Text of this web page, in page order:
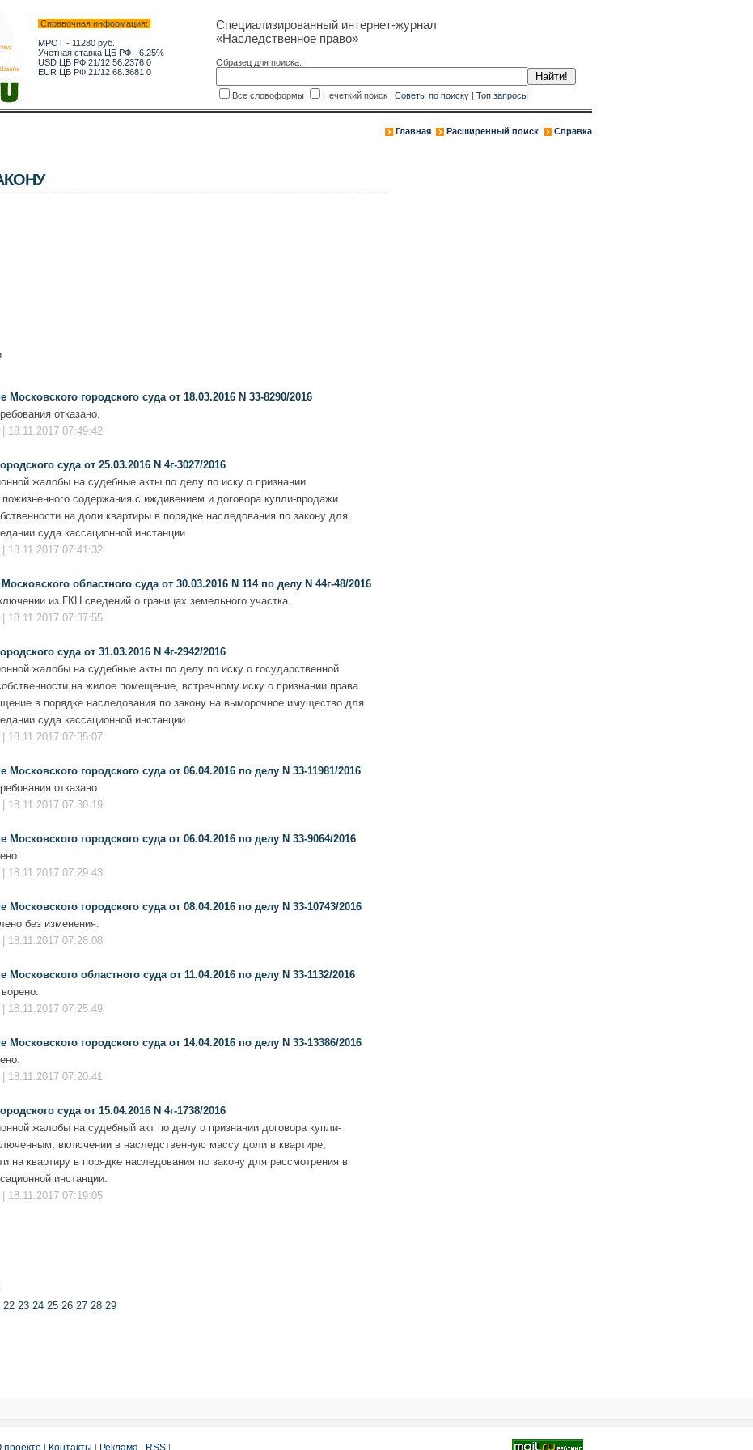
Справочная информация:
МРОТ - 11280 руб.
Учетная ставка ЦБ РФ - 6.25%
USD ЦБ РФ 21/12 56.2376 0
EUR ЦБ РФ 21/12 68.3681 0
Специализированный интернет-журнал
«Наследственное право»
Образец для поиска:
Все словоформы Нечеткий поиск Советы по поиску| Топ запросы
Главная Расширенный поиск Справка
городского суда от 18.03.2016 N 33-8290/2016
отказано.
18.11.2017 07:49:42
суда от 25.03.2016 N 4г-3027/2016
жалобы на судебные акты по делу по иску о признании
содержания с иждивением и договора купли-продажи
на доли квартиры в порядке наследования по закону для
суда кассационной инстанции.
18.11.2017 07:41:32
областного суда от 30.03.2016 N 114 по делу N 44г-48/2016
из ГКН сведений о границах земельного участка.
18.11.2017 07:37:55
суда от 31.03.2016 N 4г-2942/2016
жалобы на судебные акты по делу по иску о государственной
на жилое помещение, встречному иску о признании права
в порядке наследования по закону на выморочное имущество для
суда кассационной инстанции.
18.11.2017 07:35:07
городского суда от 06.04.2016 по делу N 33-11981/2016
отказано.
18.11.2017 07:30:19
городского суда от 06.04.2016 по делу N 33-9064/2016
18.11.2017 07:29:43
городского суда от 08.04.2016 по делу N 33-10743/2016
без изменения.
18.11.2017 07:28:08
областного суда от 11.04.2016 по делу N 33-1132/2016
18.11.2017 07:25:49
городского суда от 14.04.2016 по делу N 33-13386/2016
18.11.2017 07:20:41
суда от 15.04.2016 N 4г-1738/2016
жалобы на судебный акт по делу о признании договора купли-
включении в наследственную массу доли в квартире,
на квартиру в порядке наследования по закону для рассмотрения в
инстанции.
18.11.2017 07:19:05
22 23 24 25 26 27 28 29
проекте Контакты Реклама RSS|